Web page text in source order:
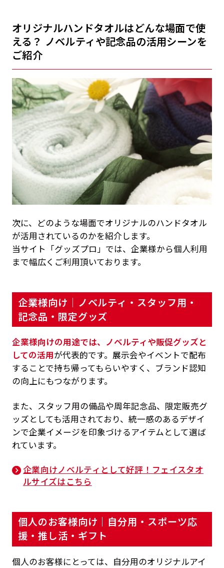
オリジナルハンドタオルはどんな場面で使
える？ ノベルティや記念品の活用シーンを
ご紹介
次に、どのような場面でオリジナルのハンドタオル
が活用されているのかを紹介します。
当サイト「グッズプロ」では、企業様から個人利用
まで幅広くご利用頂いております。
企業様向け｜ノベルティ・スタッフ用・
記念品・限定グッズ
企業様向けの用途では、ノベルティや販促グッズと
しての活用が代表的です。展示会やイベントで配布
することで持ち帰ってもらいやすく、ブランド認知
の向上にもつながります。
また、スタッフ用の備品や周年記念品、限定販売グ
ッズとしても活用されており、統一感のあるデザイ
ンで企業イメージを印象づけるアイテムとして選ば
れています。
企業向けノベルティとして好評！フェイスタオ
ルサイズはこちら
個人のお客様向け｜自分用・スポーツ応
援・推し活・ギフト
個人のお客様にとっては、自分用のオリジナルアイ